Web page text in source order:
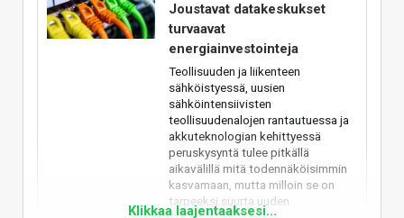
Norjassa ja Yhdysvalloissa
Kokemäelle rakennettava
datakeskus vaatii paljon energiaa.
Rakennustyöt alkavat juuri
energiainfrastruktuurista.
www.satakunnankansa.fi
Tammikuun alussa tästä kirjoitettiin näin:
Kaupat tehdään kolmessa vaiheessa.
Joustavat datakeskukset
turvaavat
energiainvestointeja
Teollisuuden ja liikenteen
sähköistyessä, uusien
sähköintensiivisten
teollisuudenalojen rantautuessa ja
akkuteknologian kehittyessä
peruskysyntä tulee pitkällä
aikavälillä mitä todennäköisimmin
kasvamaan, mutta milloin se on
tarpeeksi suurta uuden
Klikkaa laajentaaksesi...